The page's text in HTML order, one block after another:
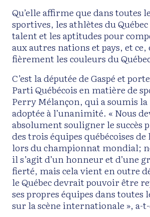
Qu’elle affirme que dans toutes
sportives, les athlètes du
talent et les aptitudes pour
aux autres nations et pays, et
fièrement les couleurs du
C’est la députée de Gaspé et
Parti Québécois en matière de
Perry Mélançon, qui a soumis
adoptée à l’unanimité. « Nous
absolument souligner le succès
des trois équipes québécoises
lors du championnat mondial;
il s’agit d’un honneur et d’une
fierté, mais cela vient en outre
le Québec devrait pouvoir être
ses propres équipes dans toutes
sur la scène internationale », a-